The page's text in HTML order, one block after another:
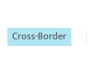
Cross-Border